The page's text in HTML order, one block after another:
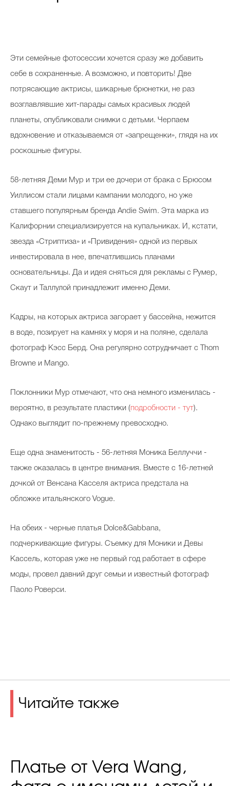
Эти семейные фотосессии хочется сразу же добавить
себе в сохраненные. А возможно, и повторить! Две
потрясающие актрисы, шикарные брюнетки, не раз
возглавлявшие хит-парады самых красивых людей
планеты, опубликовали снимки с детьми. Черпаем
вдохновение и отказываемся от «запрещенки», глядя на их
роскошные фигуры.
58-летняя Деми Мур и три ее дочери от брака с Брюсом
Уиллисом стали лицами кампании молодого, но уже
ставшего популярным бренда Andie Swim. Эта марка из
Калифорнии специализируется на купальниках. И, кстати,
звезда «Стриптиза» и «Привидения» одной из первых
инвестировала в нее, впечатлившись планами
основательницы. Да и идея сняться для рекламы с Румер,
Скаут и Таллулой принадлежит именно Деми.
Кадры, на которых актриса загорает у бассейна, нежится
в воде, позирует на камнях у моря и на поляне, сделала
фотограф Кэсс Берд. Она регулярно сотрудничает с Thom
Browne и Mango.
Поклонники Мур отмечают, что она немного изменилась -
вероятно, в результате пластики (подробности - тут).
Однако выглядит по-прежнему превосходно.
Еще одна знаменитость - 56-летняя Моника Беллуччи -
также оказалась в центре внимания. Вместе с 16-летней
дочкой от Венсана Касселя актриса предстала на
обложке итальянского Vogue.
На обеих - черные платья Dolce&Gabbana,
подчеркивающие фигуры. Съемку для Моники и Девы
Кассель, которая уже не первый год работает в сфере
моды, провел давний друг семьи и известный фотограф
Паоло Роверси.
Читайте также
Платье от Vera Wang,